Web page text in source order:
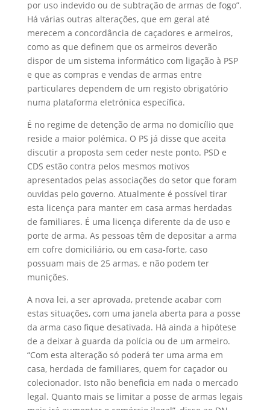
por uso indevido ou de subtração de armas de fogo”.
Há várias outras alterações, que em geral até
merecem a concordância de caçadores e armeiros,
como as que definem que os armeiros deverão
dispor de um sistema informático com ligação à PSP
e que as compras e vendas de armas entre
particulares dependem de um registo obrigatório
numa plataforma eletrónica específica.
É no regime de detenção de arma no domicílio que
reside a maior polémica. O PS já disse que aceita
discutir a proposta sem ceder neste ponto. PSD e
CDS estão contra pelos mesmos motivos
apresentados pelas associações do setor que foram
ouvidas pelo governo. Atualmente é possível tirar
esta licença para manter em casa armas herdadas
de familiares. É uma licença diferente da de uso e
porte de arma. As pessoas têm de depositar a arma
em cofre domiciliário, ou em casa-forte, caso
possuam mais de 25 armas, e não podem ter
munições.
A nova lei, a ser aprovada, pretende acabar com
estas situações, com uma janela aberta para a posse
da arma caso fique desativada. Há ainda a hipótese
de a deixar à guarda da polícia ou de um armeiro.
“Com esta alteração só poderá ter uma arma em
casa, herdada de familiares, quem for caçador ou
colecionador. Isto não beneficia em nada o mercado
legal. Quanto mais se limitar a posse de armas legais